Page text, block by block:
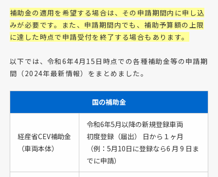
補助金の適用を希望する場合は、その申請期間内に申し込
みが必要です。また、申請期間内でも、補助予算額の上限
に達した時点で申請受付を終了する場合もあります。
以下では、 令和6年4月15日時点 での各種補助金等の申請期
間（2024年最新情報）をまとめました。
国の補助金
経産省CEV補助金
（車両本体）
令和6年5月以降の新規登録車両
初度登録（届出） 日から１ヶ月
（例：5月10日に登録なら6 月 9 日ま
でに申請）